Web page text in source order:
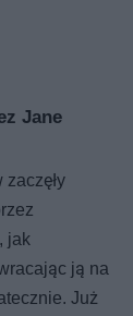
Jane
jak
ją na
Już